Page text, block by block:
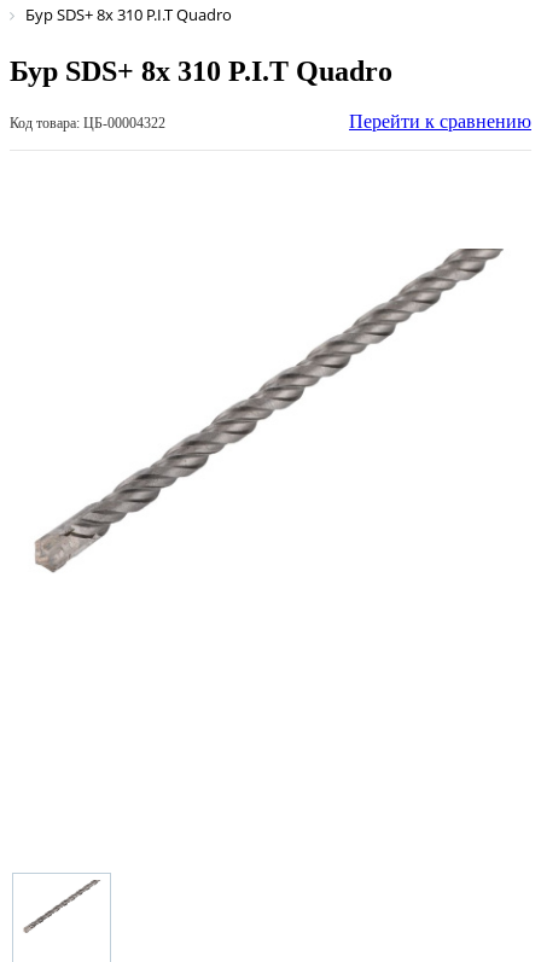
Бур SDS+ 8х 310 P.I.T Quadro
Бур SDS+ 8х 310 P.I.T Quadro
Код товара: ЦБ-00004322 Перейти к сравнению